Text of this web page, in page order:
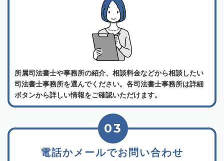
所属司法書士や事務所の紹介、相談料金などから相談したい
司法書士事務所を選んでください。各司法書士事務所は詳細
ボタンから詳しい情報をご確認いただけます。
電話かメールでお問い合わせ
03